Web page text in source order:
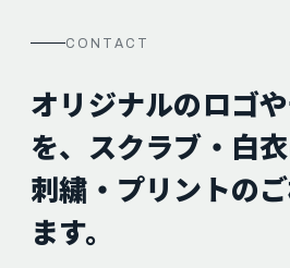
CONTACT
オリジナルのロゴ
を、スクラブ・白衣
刺繍・プリントの
ます。